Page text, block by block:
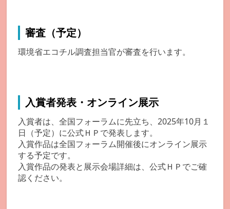
審査（予定）
環境省エコチル調査担当官が審査を行います。
入賞者発表・オンライン展示
入賞者は、全国フォーラムに先立ち、2025年10月１
日（予定）に公式ＨＰで発表します。
入賞作品は全国フォーラム開催後にオンライン展示
する予定です。
入賞作品の発表と展示会場詳細は、公式ＨＰでご確
認ください。